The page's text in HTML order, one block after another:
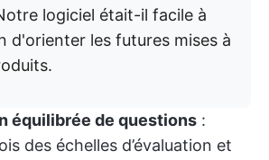
logiciel était-il facile à
d'orienter les futures mises à
équilibrée de questions :
des échelles d’évaluation et